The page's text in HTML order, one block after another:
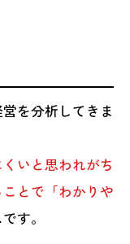
を分析してきま
くいと思われがち
とで「わかりや
す。